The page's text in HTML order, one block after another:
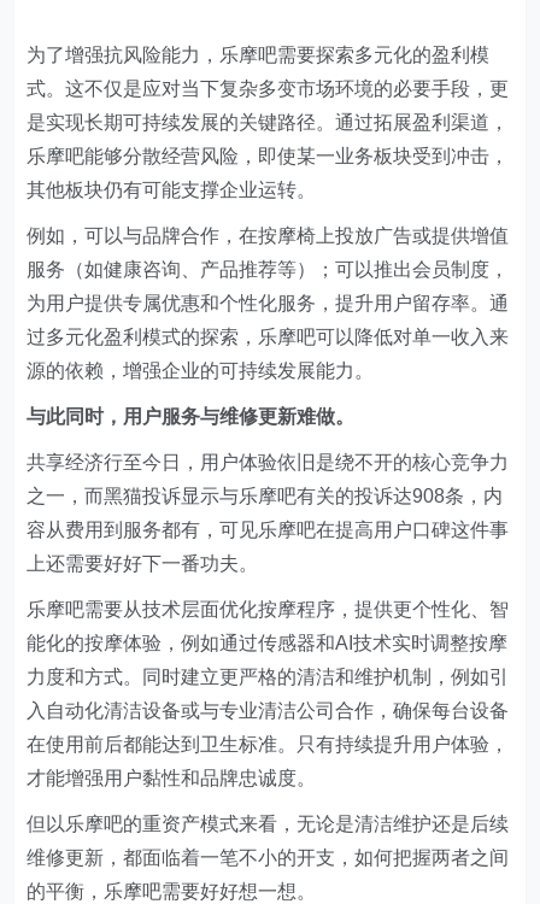
为了增强抗风险能力，乐摩吧需要探索多元化的盈利模
式。这不仅是应对当下复杂多变市场环境的必要手段，更
是实现长期可持续发展的关键路径。通过拓展盈利渠道，
乐摩吧能够分散经营风险，即使某一业务板块受到冲击，
其他板块仍有可能支撑企业运转。
例如，可以与品牌合作，在按摩椅上投放广告或提供增值
服务（如健康咨询、产品推荐等）；可以推出会员制度，
为用户提供专属优惠和个性化服务，提升用户留存率。通
过多元化盈利模式的探索，乐摩吧可以降低对单一收入来
源的依赖，增强企业的可持续发展能力。
与此同时，用户服务与维修更新难做。
共享经济行至今日，用户体验依旧是绕不开的核心竞争力
之一，而黑猫投诉显示与乐摩吧有关的投诉达908条，内
容从费用到服务都有，可见乐摩吧在提高用户口碑这件事
上还需要好好下一番功夫。
乐摩吧需要从技术层面优化按摩程序，提供更个性化、智
能化的按摩体验，例如通过传感器和AI技术实时调整按摩
力度和方式。同时建立更严格的清洁和维护机制，例如引
入自动化清洁设备或与专业清洁公司合作，确保每台设备
在使用前后都能达到卫生标准。只有持续提升用户体验，
才能增强用户黏性和品牌忠诚度。
但以乐摩吧的重资产模式来看，无论是清洁维护还是后续
维修更新，都面临着一笔不小的开支，如何把握两者之间
的平衡，乐摩吧需要好好想一想。